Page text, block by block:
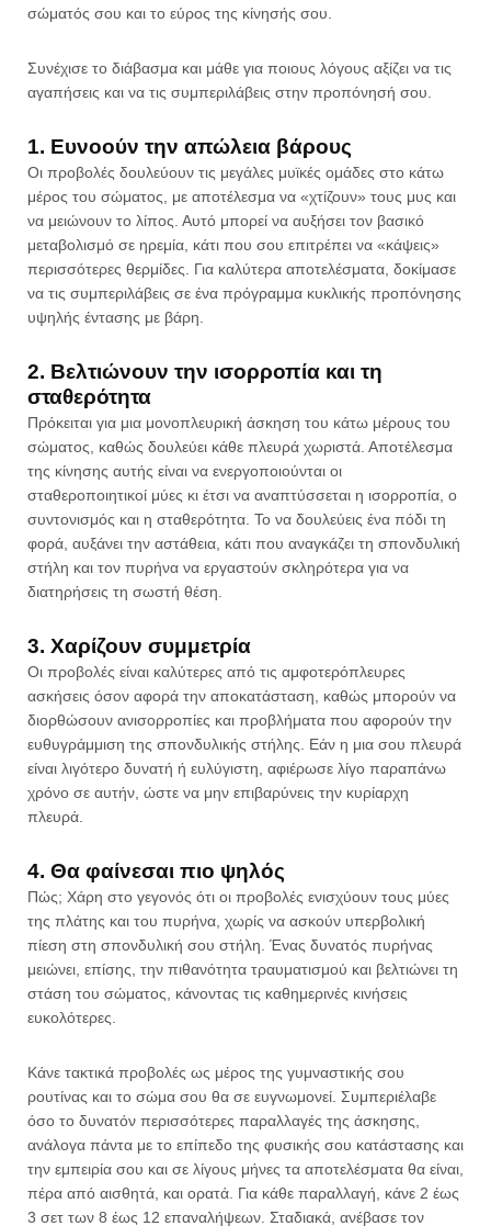
σώματός σου και το εύρος της κίνησής σου.
Συνέχισε το διάβασμα και μάθε για ποιους λόγους αξίζει να τις
αγαπήσεις και να τις συμπεριλάβεις στην προπόνησή σου.
1. Ευνοούν την απώλεια βάρους
Οι προβολές δουλεύουν τις μεγάλες μυϊκές ομάδες στο κάτω
μέρος του σώματος, με αποτέλεσμα να «χτίζουν» τους μυς και
να μειώνουν το λίπος. Αυτό μπορεί να αυξήσει τον βασικό
μεταβολισμό σε ηρεμία, κάτι που σου επιτρέπει να «κάψεις»
περισσότερες θερμίδες. Για καλύτερα αποτελέσματα, δοκίμασε
να τις συμπεριλάβεις σε ένα πρόγραμμα κυκλικής προπόνησης
υψηλής έντασης με βάρη.
2. Βελτιώνουν την ισορροπία και τη
σταθερότητα
Πρόκειται για μια μονοπλευρική άσκηση του κάτω μέρους του
σώματος, καθώς δουλεύει κάθε πλευρά χωριστά. Αποτέλεσμα
της κίνησης αυτής είναι να ενεργοποιούνται οι
σταθεροποιητικοί μύες κι έτσι να αναπτύσσεται η ισορροπία, ο
συντονισμός και η σταθερότητα. Το να δουλεύεις ένα πόδι τη
φορά, αυξάνει την αστάθεια, κάτι που αναγκάζει τη σπονδυλική
στήλη και τον πυρήνα να εργαστούν σκληρότερα για να
διατηρήσεις τη σωστή θέση.
3. Χαρίζουν συμμετρία
Οι προβολές είναι καλύτερες από τις αμφοτερόπλευρες
ασκήσεις όσον αφορά την αποκατάσταση, καθώς μπορούν να
διορθώσουν ανισορροπίες και προβλήματα που αφορούν την
ευθυγράμμιση της σπονδυλικής στήλης. Εάν η μια σου πλευρά
είναι λιγότερο δυνατή ή ευλύγιστη, αφιέρωσε λίγο παραπάνω
χρόνο σε αυτήν, ώστε να μην επιβαρύνεις την κυρίαρχη
πλευρά.
4. Θα φαίνεσαι πιο ψηλός
Πώς; Χάρη στο γεγονός ότι οι προβολές ενισχύουν τους μύες
της πλάτης και του πυρήνα, χωρίς να ασκούν υπερβολική
πίεση στη σπονδυλική σου στήλη. Ένας δυνατός πυρήνας
μειώνει, επίσης, την πιθανότητα τραυματισμού και βελτιώνει τη
στάση του σώματος, κάνοντας τις καθημερινές κινήσεις
ευκολότερες.
Κάνε τακτικά προβολές ως μέρος της γυμναστικής σου
ρουτίνας και το σώμα σου θα σε ευγνωμονεί. Συμπεριέλαβε
όσο το δυνατόν περισσότερες παραλλαγές της άσκησης,
ανάλογα πάντα με το επίπεδο της φυσικής σου κατάστασης και
την εμπειρία σου και σε λίγους μήνες τα αποτελέσματα θα είναι,
πέρα από αισθητά, και ορατά. Για κάθε παραλλαγή, κάνε 2 έως
3 σετ των 8 έως 12 επαναλήψεων. Σταδιακά, ανέβασε τον